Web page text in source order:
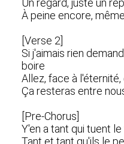
Un regard, juste un
À peine encore,
[Verse 2]
Si j'aimais rien
boire
Allez, face à
Ça resteras entre
[Pre-Chorus]
Y'en a tant qui tuent
Tant et tant qu'ils le